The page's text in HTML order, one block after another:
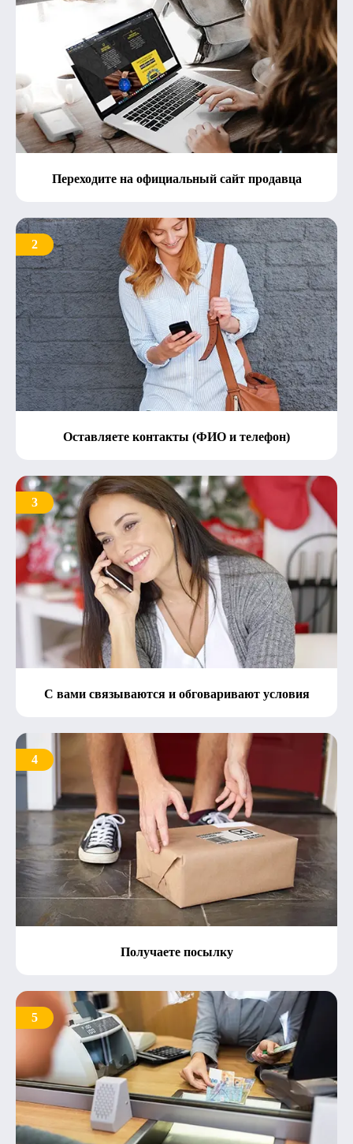
Переходите на официальный сайт продавца
2
Оставляете контакты (ФИО и телефон)
3
С вами связываются и обговаривают условия
4
Получаете посылку
5